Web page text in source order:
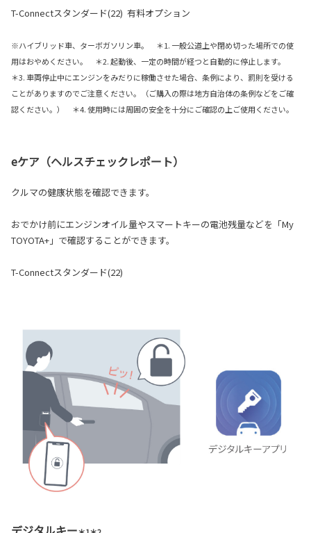
T-Connectスタンダード(22) 有料オプション
※ハイブリッド車、ターボガソリン車。 ＊1. 一般公道上や閉め切った場所での使
用はおやめください。 ＊2. 起動後、一定の時間が経つと自動的に停止します。
＊3. 車両停止中にエンジンをみだりに稼働させた場合、条例により、罰則を受ける
ことがありますのでご注意ください。（ご購入の際は地方自治体の条例などをご確
認ください。） ＊4. 使用時には周囲の安全を十分にご確認の上ご使用ください。
eケア（ヘルスチェックレポート）
クルマの健康状態を確認できます。
おでかけ前にエンジンオイル量やスマートキーの電池残量などを「My
TOYOTA+」で確認することができます。
T-Connectスタンダード(22)